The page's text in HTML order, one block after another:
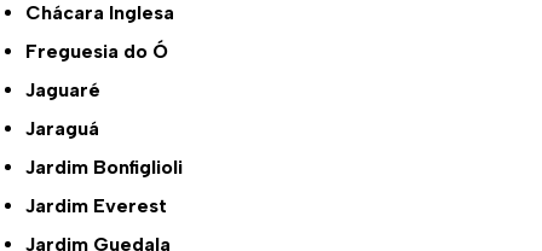
Chácara Inglesa
Freguesia do Ó
Jaguaré
Jaraguá
Jardim Bonfiglioli
Jardim Everest
Jardim Guedala